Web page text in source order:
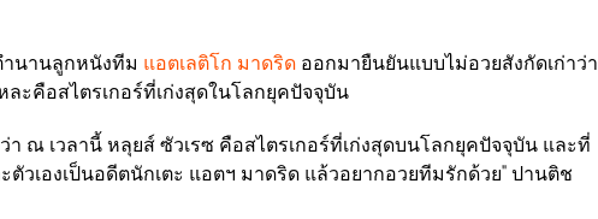
ำนานลูกหนังทีม แอตเลติโก มาดริด ออกมายืนยันแบบไม่อวยสังกัดเก่าว่า
ละคือสไตรเกอร์ที่เก่งสุดในโลกยุคปัจจุบัน
า ณ เวลานี้ หลุยส์ ซัวเรซ คือสไตรเกอร์ที่เก่งสุดบนโลกยุคปัจจุบัน และที่
ตัวเองเป็นอดีตนักเตะ แอตฯ มาดริด แล้วอยากอวยทีมรักด้วย" ปานติช